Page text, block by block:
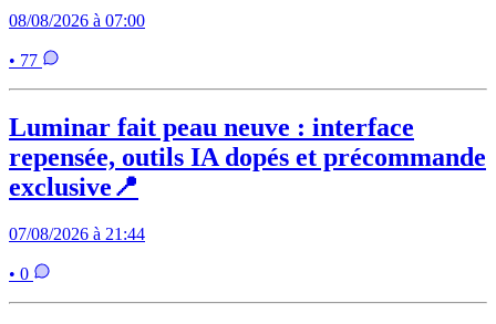
08/08/2026 à 07:00
• 77
Luminar fait peau neuve : interface
repensée, outils IA dopés et précommande
exclusive📍
07/08/2026 à 21:44
• 0